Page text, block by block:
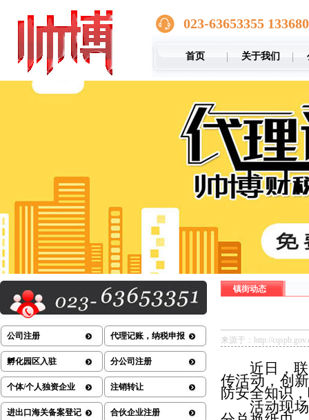
023-63653355
首页 关于我们
公司注册 代理记账，纳税申报
孵化园区入驻 分公司注册
个体/个人独资企业 注销转让
进出口海关备案登记 合伙企业注册
镇街动态
来源于：http://
近日，
传活动，创
防安全知识
活动现